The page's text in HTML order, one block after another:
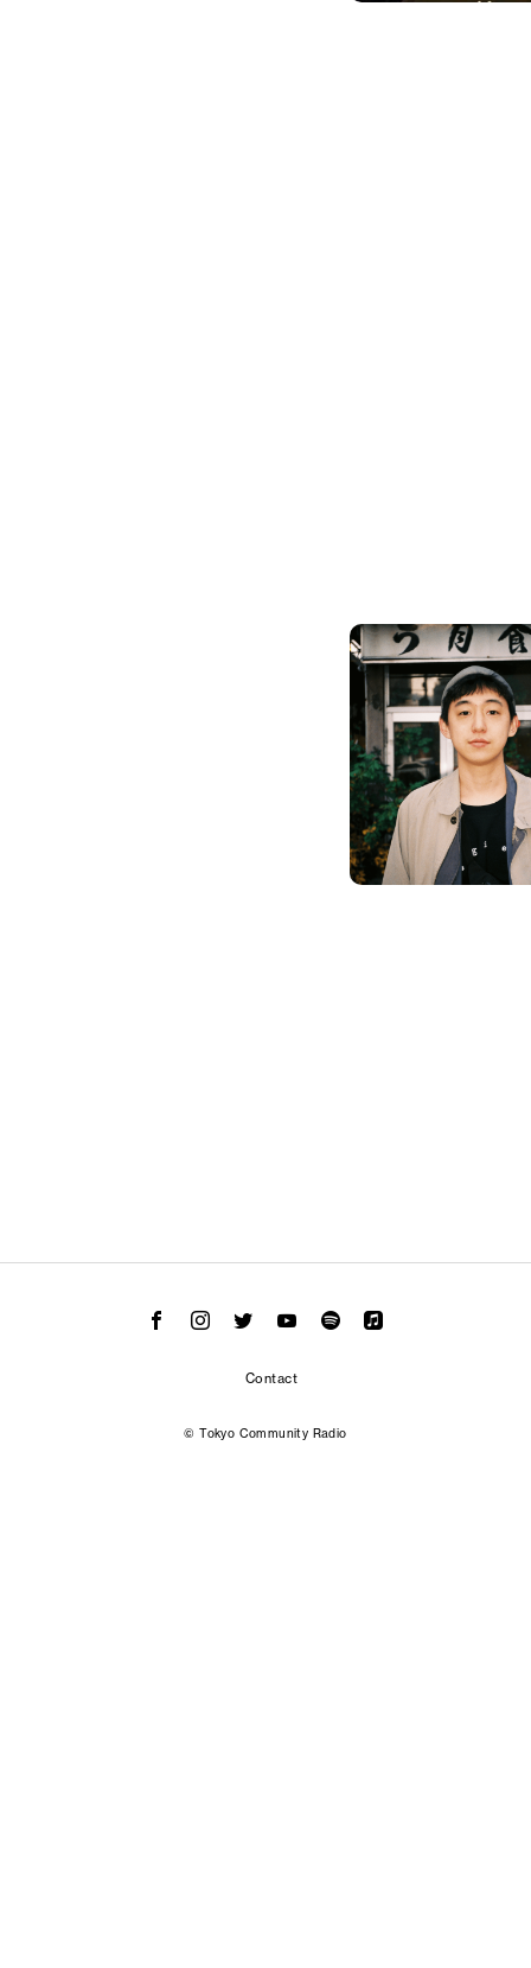
Contact
© Tokyo Community Radio